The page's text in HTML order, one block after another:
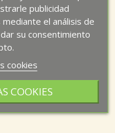
publicidad
el análisis de
su consentimiento
cookies
COOKIES